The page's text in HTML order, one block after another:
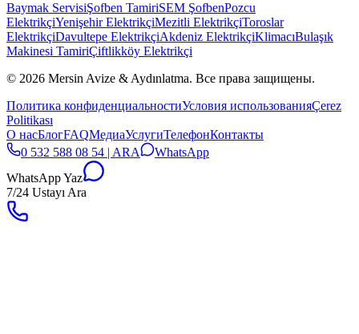
Baymak ServisiŞofben TamiriSEM ŞofbenPozcu
ElektrikçiYenişehir ElektrikçiMezitli ElektrikçiToroslar
ElektrikçiDavultepe ElektrikçiAkdeniz ElektrikçiKlimacıBulaşık
Makinesi TamiriÇiftlikköy Elektrikçi
© 2026 Mersin Avize & Aydınlatma. Все права защищены.
Политика конфиденциальностиУсловия использованияÇerez
Politikası
О насБлогFAQМедиаУслугиТелефонКонтакты
0 532 588 08 54 | ARA
WhatsApp
WhatsApp Yaz
7/24 Ustayı Ara